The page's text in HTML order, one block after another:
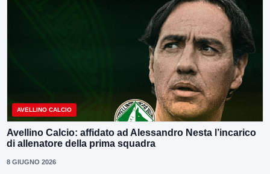
AVELLINO CALCIO
Avellino Calcio: affidato ad Alessandro Nesta l’incarico
di allenatore della prima squadra
8 GIUGNO 2026